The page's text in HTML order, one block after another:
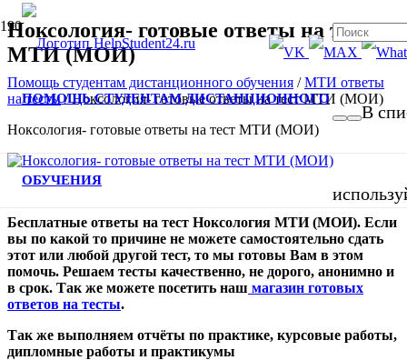
ПОМОЩЬ СТУДЕНТАМ ДИСТАНЦИОННОГО
ОБУЧЕНИЯ
В
Ноксология- готовые ответы на тест
МТИ (МОИ)
Помощь студентам дистанционного обучения /МТИ ответы
на тесты/Ноксология- готовые ответы на тест МТИ (МОИ)
Ноксология- готовые ответы на тест МТИ (МОИ)
Бесплатные ответы на тест Ноксология МТИ (МОИ). Если
вы по какой то причине не можете самостоятельно сдать
этот или любой другой тест, то мы готовы Вам в этом
помочь. Решаем тесты качественно, не дорого, анонимно и
в срок. Так же можете посетить наш магазин готовых
ответов на тесты.
Так же выполняем отчёты по практике, курсовые работы,
дипломные работы и практикумы